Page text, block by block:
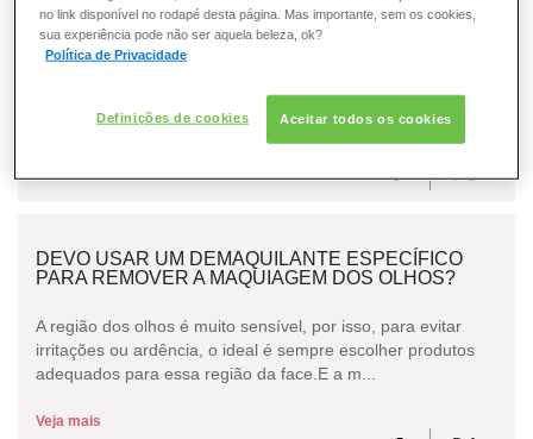
CONSULTORIA DE PRODUTOS LANCÔME
Não remover a maquiagem antes de dormir faz com que o
favoreça o aparecimento de manchas e a perda do vi...
DEVO USAR UM DEMAQUILANTE ESPECÍFICO
PARA REMOVER A MAQUIAGEM DOS OLHOS?
A região dos olhos é muito sensível, por isso, para evitar
irritações ou ardência, o ideal é sempre escolher produtos
adequados para essa região da face.E a m...
Veja mais
no link disponível no rodapé desta página. Mas importante, sem os cookies,
sua experiência pode não ser aquela beleza, ok?
Política de Privacidade
Definições de cookies Aceitar todos os cookies